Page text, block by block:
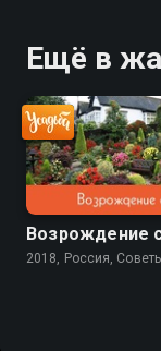
Ещё в
Возрождение
2018, Россия,